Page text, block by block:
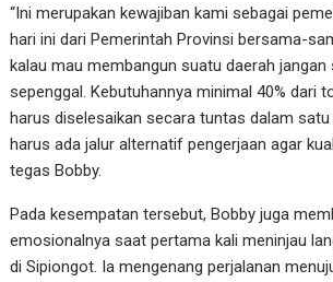
“Ini merupakan kewajiban kami sebagai
hari ini dari Pemerintah Provinsi bersama-
kalau mau membangun suatu daerah jangan
sepenggal. Kebutuhannya minimal 40% dari
harus diselesaikan secara tuntas dalam satu
harus ada jalur alternatif pengerjaan agar
tegas Bobby.
Pada kesempatan tersebut, Bobby juga
emosionalnya saat pertama kali meninjau
di Sipiongot. Ia mengenang perjalanan